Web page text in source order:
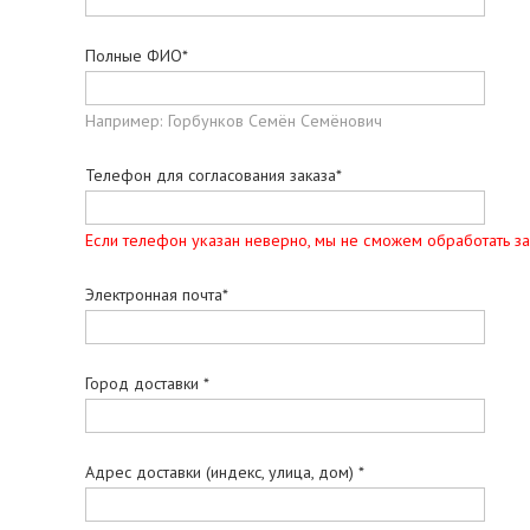
Полные ФИО*
Например: Горбунков Семён Семёнович
Телефон для согласования заказа*
Если телефон указан неверно, мы не сможем обработать
Электронная почта*
Город доставки *
Адрес доставки (индекс, улица, дом) *